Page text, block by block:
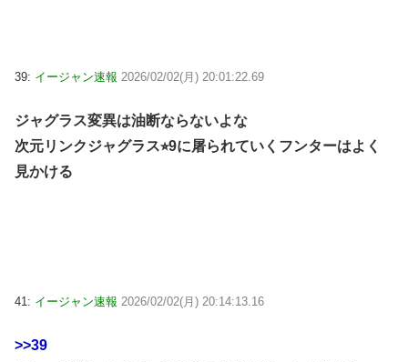
39: イージャン速報 2026/02/02(月) 20:01:22.69
ジャグラス変異は油断ならないよな
次元リンクジャグラス⭐︎9に屠られていくフンターはよく
見かける
41: イージャン速報 2026/02/02(月) 20:14:13.16
>>39